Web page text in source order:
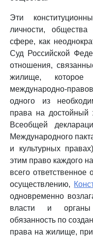
Эти
личности,
сфере, как
Суд Российской
отношения,
жилище,
международно-
одного из
права на достойный
Всеобщей
Международного
и культурных
этим право каждого
всего
осуществлению,
одновременно
власти и органы
обязанность по
права на жилище, при